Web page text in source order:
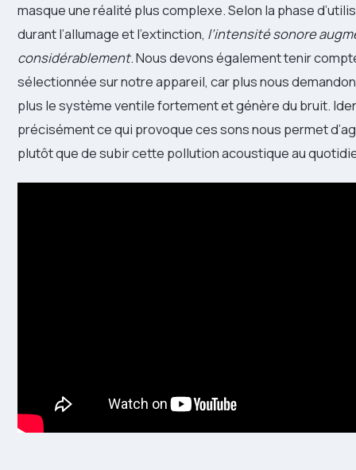
masque une réalité plus complexe. Selon la phase
durant l’allumage et l’extinction, l’intensité sonore
considérablement. Nous devons également tenir
sélectionnée sur notre appareil, car plus nous
plus le système ventile fortement et génère du bruit.
précisément ce qui provoque ces sons nous permet
plutôt que de subir cette pollution acoustique au